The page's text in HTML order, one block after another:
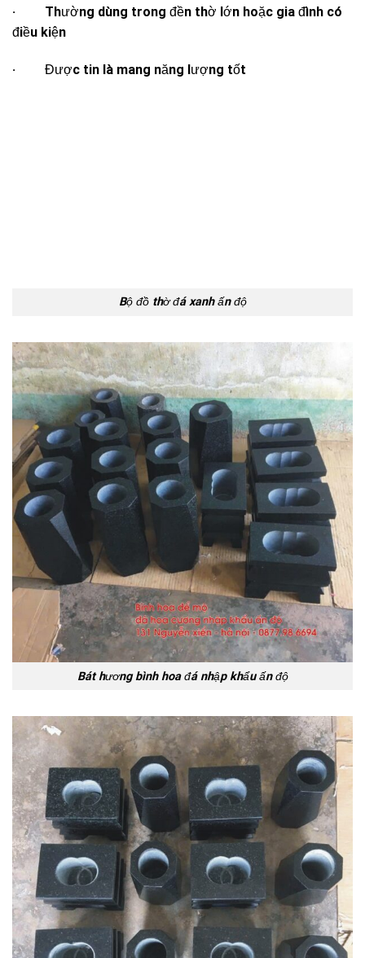
· Thường dùng trong đền thờ lớn hoặc gia đình có
điều kiện
· Được tin là mang năng lượng tốt
Bộ đồ thờ đá xanh ấn độ
Bát hương bình hoa đá nhập khẩu ấn độ